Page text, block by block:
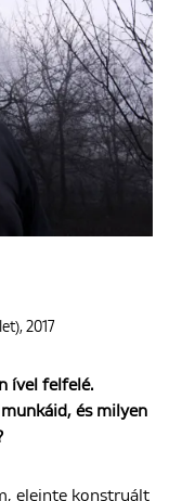
2017
ível felfelé.
és milyen
eleinte konstruált